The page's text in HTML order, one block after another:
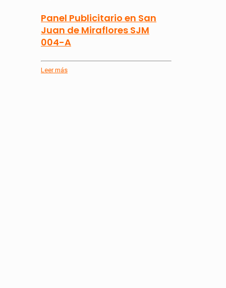
Panel Publicitario en San
Juan de Miraflores SJM
004-A
Leer más